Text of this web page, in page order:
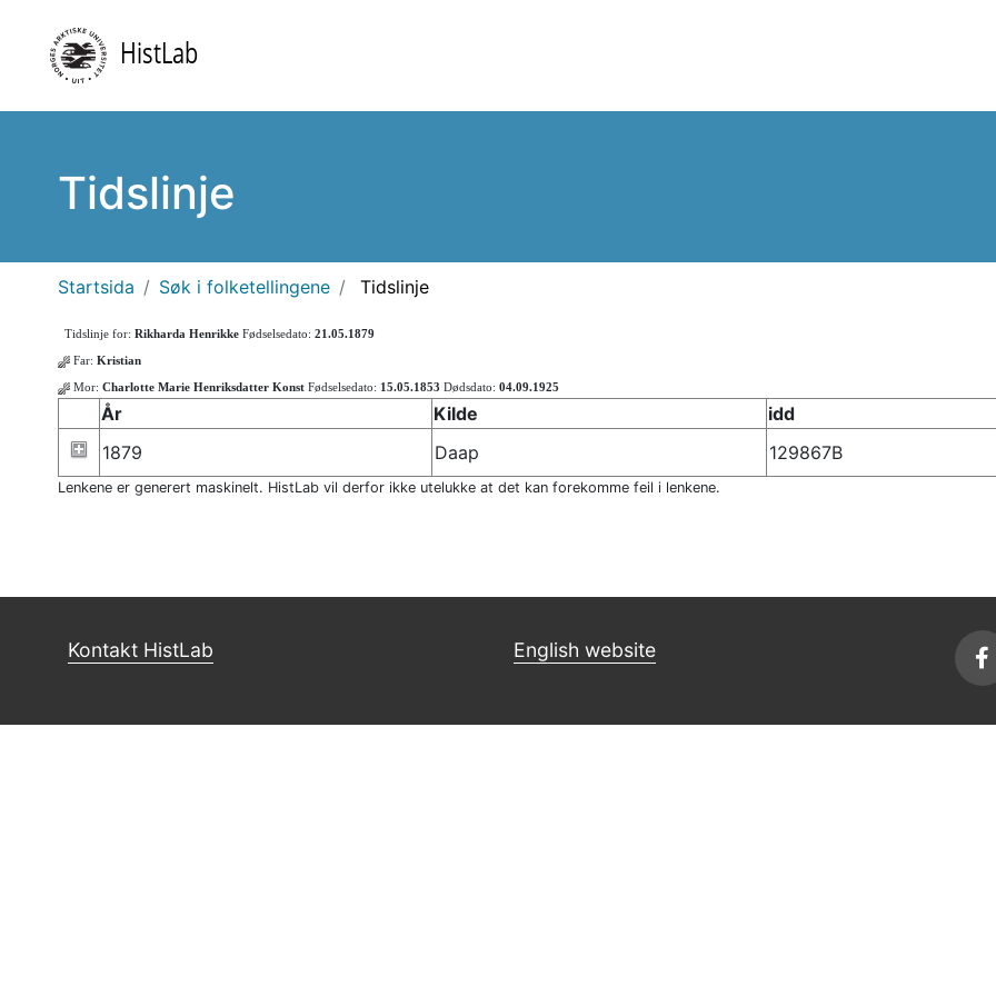
Tidslinje
Startsida Søk i folketellingene Tidslinje
Tidslinje for: Rikharda Henrikke Fødselsedato: 21.05.1879
Far: Kristian
Mor: Charlotte Marie Henriksdatter Konst Fødselsedato: 15.05.1853 Dødsdato: 04.09.1925
År Kilde
idd
1879
Daap 129867B
Lenkene er generert maskinelt. HistLab vil derfor ikke utelukke at det kan forekomme feil i lenkene.
Kontakt HistLab English website